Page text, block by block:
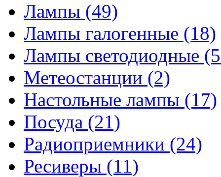
Лампы (49)
Лампы галогенные (18)
Лампы светодиодные
Метеостанции (2)
Настольные лампы (17)
Посуда (21)
Радиоприемники (24)
Ресиверы (11)